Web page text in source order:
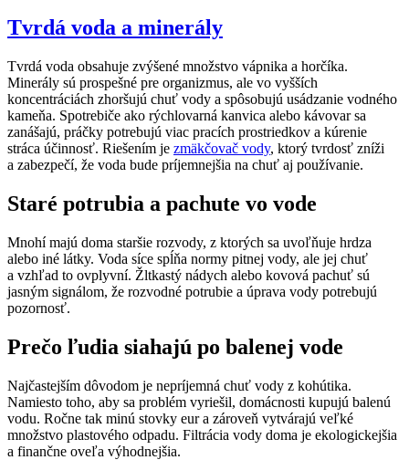
Tvrdá voda a minerály
Tvrdá voda obsahuje zvýšené množstvo vápnika a horčíka.
Minerály sú prospešné pre organizmus, ale vo vyšších
koncentráciách zhoršujú chuť vody a spôsobujú usádzanie vodného
kameňa. Spotrebiče ako rýchlovarná kanvica alebo kávovar sa
zanášajú, práčky potrebujú viac pracích prostriedkov a kúrenie
stráca účinnosť. Riešením je zmäkčovač vody, ktorý tvrdosť zníži
a zabezpečí, že voda bude príjemnejšia na chuť aj používanie.
Staré potrubia a pachute vo vode
Mnohí majú doma staršie rozvody, z ktorých sa uvoľňuje hrdza
alebo iné látky. Voda síce spĺňa normy pitnej vody, ale jej chuť
a vzhľad to ovplyvní. Žltkastý nádych alebo kovová pachuť sú
jasným signálom, že rozvodné potrubie a úprava vody potrebujú
pozornosť.
Prečo ľudia siahajú po balenej vode
Najčastejším dôvodom je nepríjemná chuť vody z kohútika.
Namiesto toho, aby sa problém vyriešil, domácnosti kupujú balenú
vodu. Ročne tak minú stovky eur a zároveň vytvárajú veľké
množstvo plastového odpadu. Filtrácia vody doma je ekologickejšia
a finančne oveľa výhodnejšia.